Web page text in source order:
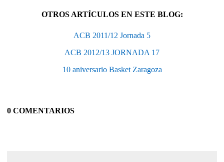
OTROS ARTÍCULOS EN ESTE BLOG:
ACB 2011/12 Jornada 5
ACB 2012/13 JORNADA 17
10 aniversario Basket Zaragoza
0 COMENTARIOS